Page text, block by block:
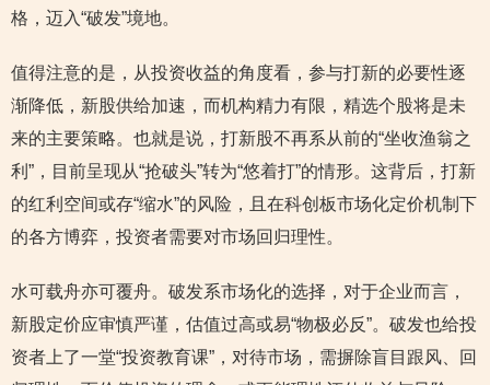
格，迈入“破发”境地。
值得注意的是，从投资收益的角度看，参与打新的必要性逐
渐降低，新股供给加速，而机构精力有限，精选个股将是未
来的主要策略。也就是说，打新股不再系从前的“坐收渔翁之
利”，目前呈现从“抢破头”转为“悠着打”的情形。这背后，打新
的红利空间或存“缩水”的风险，且在科创板市场化定价机制下
的各方博弈，投资者需要对市场回归理性。
水可载舟亦可覆舟。破发系市场化的选择，对于企业而言，
新股定价应审慎严谨，估值过高或易“物极必反”。破发也给投
资者上了一堂“投资教育课”，对待市场，需摒除盲目跟风、回